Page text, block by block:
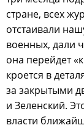
стране, всех
отстаивали
военных, дали
она перейдет
кроется в
за закрытыми
и Зеленский.
власти